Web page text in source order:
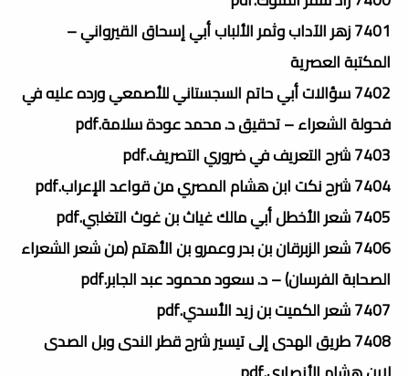
7401 زهر الآداب وثمر الألباب أبي إسحاق القيرواني –
المكتبة العصرية
7402 سؤالات أبي حاتم السجستاني للأصمعي ورده عليه في
فحولة الشعراء – تحقيق د. محمد عودة سلامة.pdf
7403 شرح التعريف في ضروري التصريف.pdf
7404 شرح نكت ابن هشام المصري من قواعد الإعراب.pdf
7405 شعر الأخطل أبي مالك غياث بن غوث التغلبي.pdf
7406 شعر الزبرقان بن بدر وعمرو بن الأهتم (من شعر الشعراء
الصحابة الفرسان) – د. سعود محمود عبد الجابر.pdf
7407 شعر الكميت بن زيد الأسدي.pdf
7408 طريق الهدى إلى تيسير شرح قطر الندى وبل الصدى